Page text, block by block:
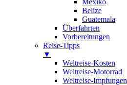
Mexiko
Belize
Guatemala
Überfahrten
Vorbereitungen
Reise-Tipps
▼
Weltreise-Kosten
Weltreise-Motorrad
Weltreise-Impfungen